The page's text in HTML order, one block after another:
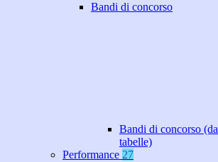
Bandi di concorso
Bandi di concorso
tabelle)
Performance 27